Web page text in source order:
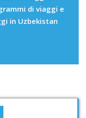
di viaggi e
in Uzbekistan